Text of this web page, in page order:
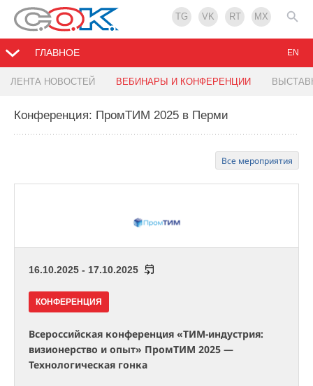
TG VK RT MX
ГЛАВНОЕ
ЛЕНТА НОВОСТЕЙ ВЕБИНАРЫ И КОНФЕРЕНЦИИ
EN
Конференция: ПромТИМ 2025 в Перми
Все мероприятия
16.10.2025 - 17.10.2025
КОНФЕРЕНЦИЯ
Всероссийская конференция «ТИМ-индустрия:
визионерство и опыт» ПромТИМ 2025 —
Технологическая гонка